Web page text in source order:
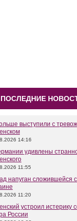
ПОСЛЕДНИЕ
выступили с
14:16
удивлены
11:55
напуган сложившейся
11:20
устроил истерику
России